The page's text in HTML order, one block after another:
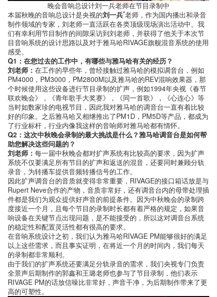
晚会音响总设计刘一兵老师在节目录制中
本届秋晚的音响总设计是央视的刘一兵*老师，作为国内播出和录音
制作领域的专家，刘老师一直活跃在各类顶级现场演出活动中。我
们有幸利用节目制作的间隙采访到刘老师，并获得了他关于本次节
目音响系统的设计思路以及对于雅马哈RIVAGE旗舰混音系统的使用
感受。
Q1：在您过去的工作中，有哪些与雅马哈有关的经历？
刘老师： 在工作的早些年，曾经接触过雅马哈的模拟调音台，例如
PM4000，PM3000，PM2800M以及雅马哈的REV混响效果器，那
个时候使用这些设备进行节目录制的扩声，例如1994年央视《春节
联欢晚会》，《青年歌手大奖赛》，《同一首歌》，《心连心》等
当时如数家珍的电视节目，因此我对雅马哈的调音台一直有着比较
好的印象。之后雅马哈又相继推出了PM1D，PM5D等产品，都成为
了行业标杆，行业内像我这样的音响师对雅马哈都有情怀。
Q2：这次中秋晚会录制的最大挑战是什么？雅马哈调音台是如何帮
助您解决这些问题的？
刘老师： 每一届中秋晚会都对扩声系统有比较高的要求，因为扩声
系统不仅要满足所有节目的扩声和返送的混音，还要同时兼顾分轨
录音，为转播车提供音频转播信号的工作。
因此扩声调音台的音质就变得非常重要，RIVAGE的接口箱话放是与
Rupert Neve合作的产物，音质非常好，还有调音台内的母带处理插
件都是我们为观众提供好声音的前提条件。因为中秋晚会的录制跨
度接近一个月，且每个节目的录制时长都有着严格的规定，如果音
响设备在关键节点出现问题，是不能接受的，所以这对调音台系统
的稳定性和配置灵活性都有很高的要求。
在音响系统设计之初，我们认为雅马哈RIVAGE PM能够很好的满足
以上这些需求，而且事实证明，在将近一个月的时间内，我们每天
的录制都非常顺利。
由于我们的扩声系统还要满足分轨录音的需求，我们央视专门负责
全景声后期制作的郭鑫和王璐老师也参与了节目录制，他们表示
RIVAGE PM的话放信噪比非常好，声音干净，为后期制作带来了更
高的可塑性。